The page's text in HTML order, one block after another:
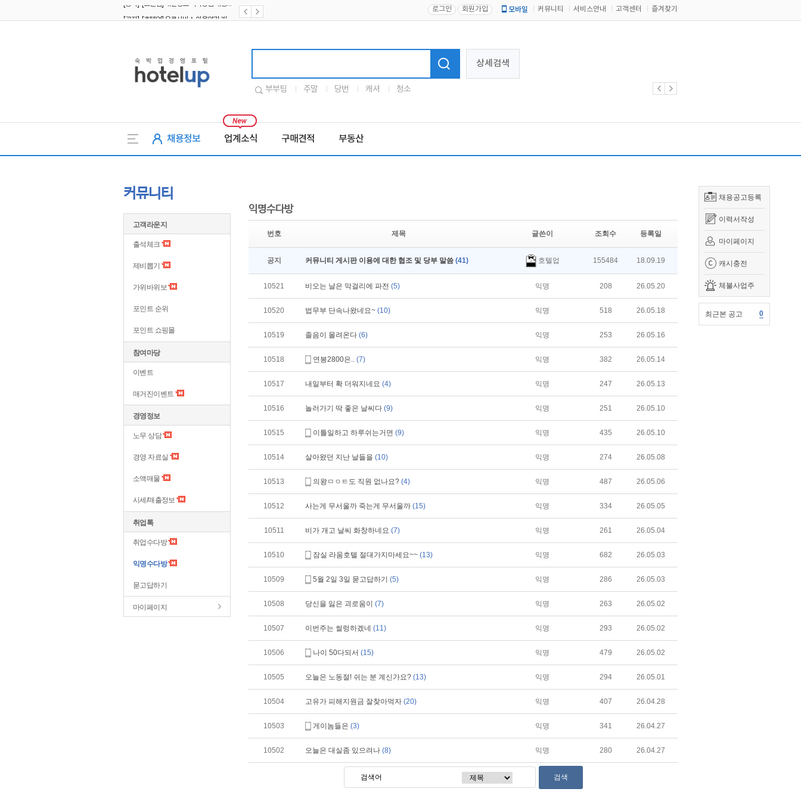
로그인 회원가입 모바일 커뮤니티 서비스안내 고객센터 즐겨찾기
상세검색
부부팀 주말 당번 캐셔 청소
채용정보 업계소식 구매견적 부동산
채용공고등록
이력서작성
마이페이지
캐시충전
체불사업주
최근본 공고 0
커뮤니티
고객라운지
출석체크
제비뽑기
가위바위보
포인트 순위
포인트 쇼핑몰
참여마당
이벤트
매거진이벤트
경영정보
노무 상담
경영 자료실
소액매물
시세/매출정보
취업톡
취업수다방
익명수다방
묻고답하기
마이페이지
익명수다방
번호 제목 글쓴이 조회수 등록일
공지 커뮤니티 게시판 이용에 대한 협조 및 당부 말씀 (41) 호텔업 155484 18.09.19
10521 비오는 날은 막걸리에 파전 (5) 익명 208 26.05.20
10520 법무부 단속나왔네요~ (10) 익명 518 26.05.18
10519 졸음이 몰려온다 (6) 익명 253 26.05.16
10518 연봉2800은.. (7) 익명 382 26.05.14
10517 내일부터 확 더워지네요 (4) 익명 247 26.05.13
10516 놀러가기 딱 좋은 날씨다 (9) 익명 251 26.05.10
10515 이틀일하고 하루쉬는거면 (9) 익명 435 26.05.10
10514 살아왔던 지난 날들을 (10) 익명 274 26.05.08
10513 의왕ㅁㅇㅌ도 직원 없나요? (4) 익명 487 26.05.06
10512 사는게 무서울까 죽는게 무서울까 (15) 익명 334 26.05.05
10511 비가 개고 날씨 화창하네요 (7) 익명 261 26.05.04
10510 잠실 라움호텔 절대가지마세요~~ (13) 익명 682 26.05.03
10509 5월 2일 3일 묻고답하기 (5) 익명 286 26.05.03
10508 당신을 잃은 괴로움이 (7) 익명 263 26.05.02
10507 이번주는 썰렁하겠네 (11) 익명 293 26.05.02
10506 나이 50다되서 (15) 익명 479 26.05.02
10505 오늘은 노동절! 쉬는 분 계신가요? (13) 익명 294 26.05.01
10504 고유가 피해지원금 잘찾아먹자 (20) 익명 407 26.04.28
10503 게이놈들은 (3) 익명 341 26.04.27
10502 오늘은 대실좀 있으려나 (8) 익명 280 26.04.27